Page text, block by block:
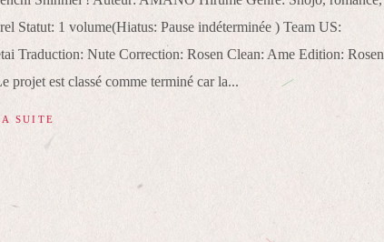
Statut: 1 volume(Hiatus: Pause indéterminée ) Team US:
Traduction: Nute Correction: Rosen Clean: Ame Edition: Rosen
projet est classé comme terminé car la...
SUITE